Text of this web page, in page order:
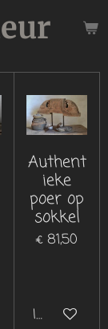
Authent
ieke
poer op
sokkel
€ 81,50
In